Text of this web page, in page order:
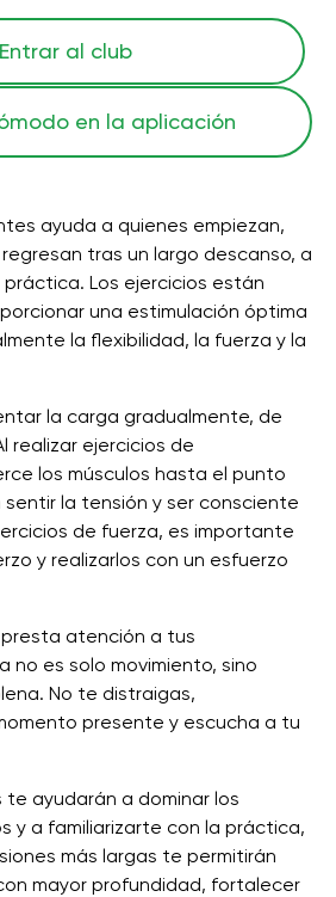
Entrar al club
en la aplicación
ayuda a quienes empiezan,
tras un largo descanso, a
práctica. Los ejercicios están
una estimulación óptima
la flexibilidad, la fuerza y ​​la
la carga gradualmente, de
realizar ejercicios de
los músculos hasta el punto
la tensión y ser consciente
de fuerza, es importante
y realizarlos con un esfuerzo
atención a tus
no es solo movimiento, sino
No te distraigas,
presente y escucha a tu
ayudarán a dominar los
y a familiarizarte con la práctica,
más largas te permitirán
mayor profundidad, fortalecer